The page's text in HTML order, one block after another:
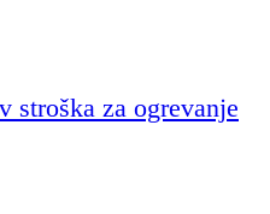
stroška za ogrevanje